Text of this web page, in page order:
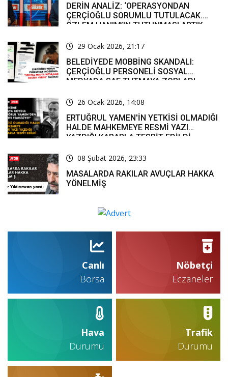
DERİN ANALİZ: ‘OPERASYONDAN
ÇERÇİOĞLU SORUMLU TUTULACAK.
ÖZLEM HANIM’IN TUTUNMASI ARTIK
29 Ocak 2026, 21:17
BELEDİYEDE MOBBİNG SKANDALI:
ÇERÇİOĞLU PERSONELİ SOSYAL
MEDYADA SAF TUTMAYA ZORLADI
26 Ocak 2026, 14:08
ERTUĞRUL YAMEN'İN YETKİSİ OLMADIĞI
HALDE MAHKEMEYE RESMİ YAZI
YAZDIĞI KARARLA TESPİT EDİLDİ
08 Şubat 2026, 23:33
MASALARDA RAKILAR AVUÇLAR HAKKA
YÖNELMİŞ
Canlı
Borsa
Nöbetçi
Eczaneler
Hava
Durumu
Trafik
Durumu